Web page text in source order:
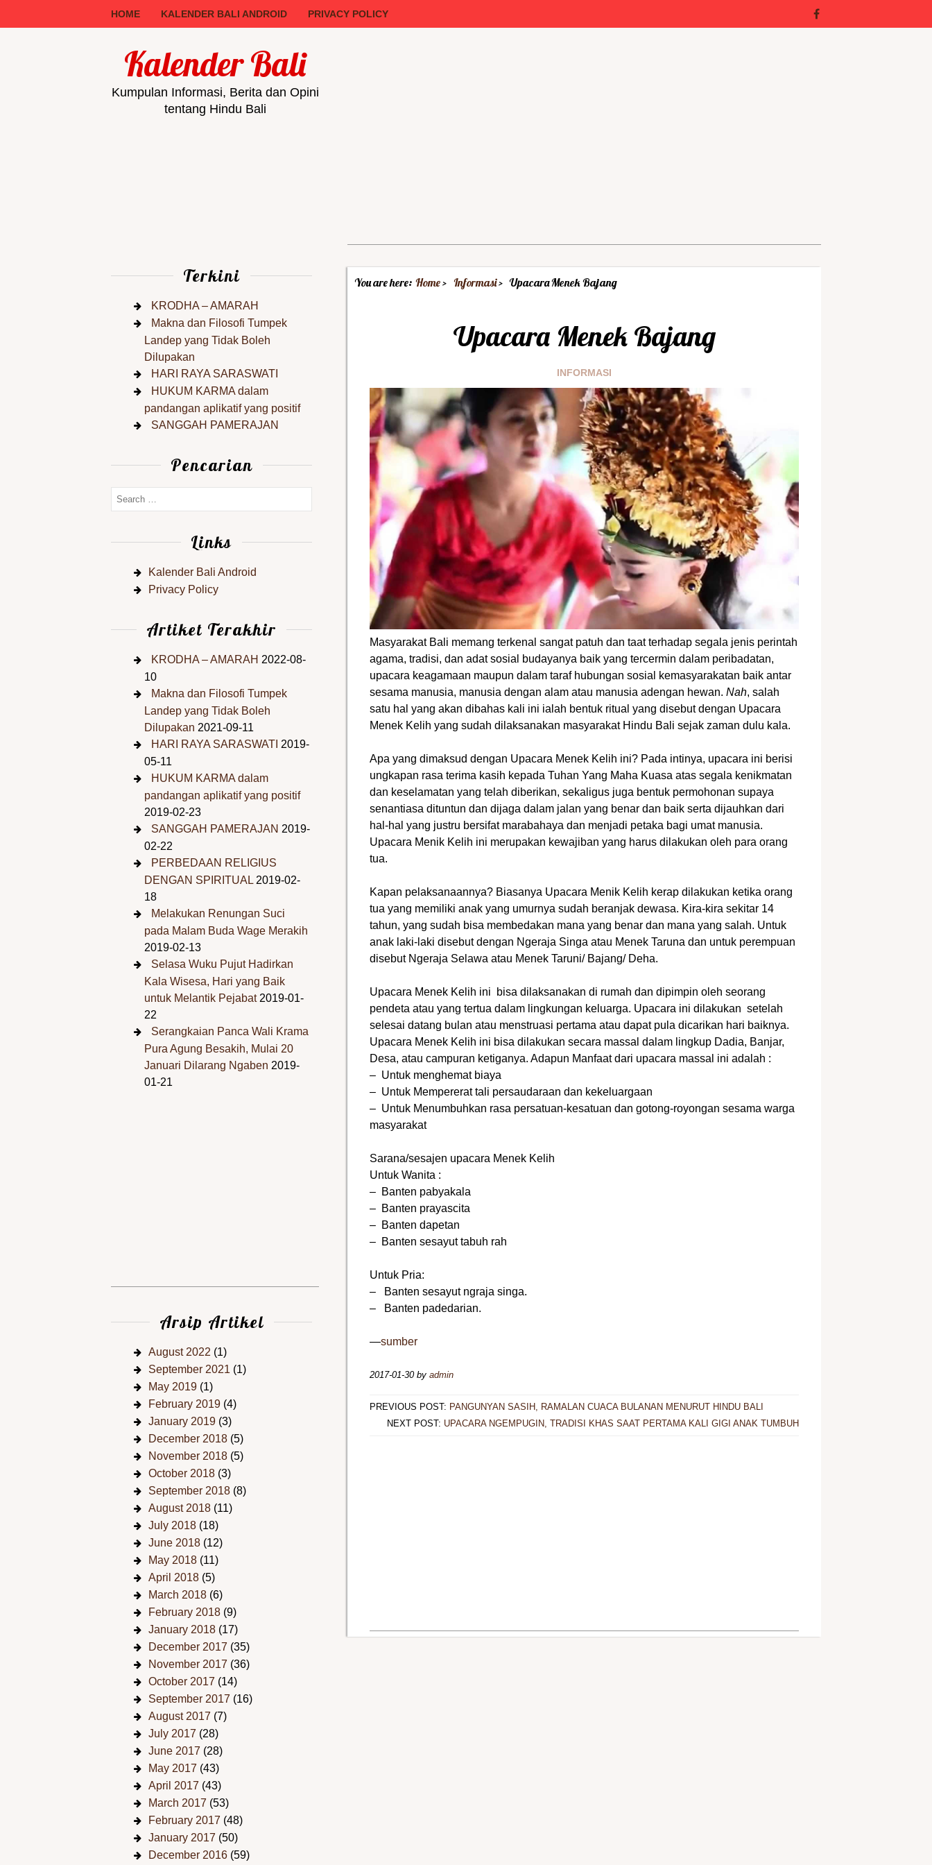
HOME KALENDER BALI ANDROID PRIVACY POLICY
Kalender Bali
Kumpulan Informasi, Berita dan Opini
tentang Hindu Bali
You are here: Home Informasi Upacara Menek Bajang
Upacara Menek Bajang
INFORMASI
Masyarakat Bali memang terkenal sangat patuh dan taat terhadap segala jenis perintah
agama, tradisi, dan adat sosial budayanya baik yang tercermin dalam peribadatan,
upacara keagamaan maupun dalam taraf hubungan sosial kemasyarakatan baik antar
sesama manusia, manusia dengan alam atau manusia adengan hewan.Nah, salah
satu hal yang akan dibahas kali ini ialah bentuk ritual yang disebut dengan Upacara
Menek Kelih yang sudah dilaksanakan masyarakat Hindu Bali sejak zaman dulu kala.
Apa yang dimaksud dengan Upacara Menek Kelih ini? Pada intinya, upacara ini berisi
ungkapan rasa terima kasih kepada Tuhan Yang Maha Kuasa atas segala kenikmatan
dan keselamatan yang telah diberikan, sekaligus juga bentuk permohonan supaya
senantiasa dituntun dan dijaga dalam jalan yang benar dan baik serta dijauhkan dari
hal-hal yang justru bersifat marabahaya dan menjadi petaka bagi umat manusia.
Upacara Menik Kelih ini merupakan kewajiban yang harus dilakukan oleh para orang
tua.
Kapan pelaksanaannya? Biasanya Upacara Menik Kelih kerap dilakukan ketika orang
tua yang memiliki anak yang umurnya sudah beranjak dewasa. Kira-kira sekitar 14
tahun, yang sudah bisa membedakan mana yang benar dan mana yang salah. Untuk
anak laki-laki disebut dengan Ngeraja Singa atau Menek Taruna dan untuk perempuan
disebut Ngeraja Selawa atau Menek Taruni/ Bajang/ Deha.
Upacara Menek Kelih ini bisa dilaksanakan di rumah dan dipimpin oleh seorang
pendeta atau yang tertua dalam lingkungan keluarga. Upacara ini dilakukan setelah
selesai datang bulan atau menstruasi pertama atau dapat pula dicarikan hari baiknya.
Upacara Menek Kelih ini bisa dilakukan secara massal dalam lingkup Dadia, Banjar,
Desa, atau campuran ketiganya. Adapun Manfaat dari upacara massal ini adalah :
– Untuk menghemat biaya
– Untuk Mempererat tali persaudaraan dan kekeluargaan
– Untuk Menumbuhkan rasa persatuan-kesatuan dan gotong-royongan sesama warga
masyarakat
Sarana/sesajen upacara Menek Kelih
Untuk Wanita :
– Banten pabyakala
– Banten prayascita
– Banten dapetan
– Banten sesayut tabuh rah
Untuk Pria:
– Banten sesayut ngraja singa.
– Banten padedarian.
—sumber
2017-01-30byadmin
PREVIOUS POST: PANGUNYAN SASIH, RAMALAN CUACA BULANAN MENURUT HINDU BALI
NEXT POST: UPACARA NGEMPUGIN, TRADISI KHAS SAAT PERTAMA KALI GIGI ANAK TUMBUH
Terkini
KRODHA – AMARAH
Makna dan Filosofi Tumpek
Landep yang Tidak Boleh
Dilupakan
HARI RAYA SARASWATI
HUKUM KARMA dalam
pandangan aplikatif yang positif
SANGGAH PAMERAJAN
Pencarian
Links
Kalender Bali Android
Privacy Policy
Artiket Terakhir
KRODHA – AMARAH 2022-08-
10
Makna dan Filosofi Tumpek
Landep yang Tidak Boleh
Dilupakan 2021-09-11
HARI RAYA SARASWATI 2019-
05-11
HUKUM KARMA dalam
pandangan aplikatif yang positif
2019-02-23
SANGGAH PAMERAJAN 2019-
02-22
PERBEDAAN RELIGIUS
DENGAN SPIRITUAL 2019-02-
18
Melakukan Renungan Suci
pada Malam Buda Wage Merakih
2019-02-13
Selasa Wuku Pujut Hadirkan
Kala Wisesa, Hari yang Baik
untuk Melantik Pejabat 2019-01-
22
Serangkaian Panca Wali Krama
Pura Agung Besakih, Mulai 20
Januari Dilarang Ngaben 2019-
01-21
Arsip Artikel
August 2022 (1)
September 2021 (1)
May 2019 (1)
February 2019 (4)
January 2019 (3)
December 2018 (5)
November 2018 (5)
October 2018 (3)
September 2018 (8)
August 2018 (11)
July 2018 (18)
June 2018 (12)
May 2018 (11)
April 2018 (5)
March 2018 (6)
February 2018 (9)
January 2018 (17)
December 2017 (35)
November 2017 (36)
October 2017 (14)
September 2017 (16)
August 2017 (7)
July 2017 (28)
June 2017 (28)
May 2017 (43)
April 2017 (43)
March 2017 (53)
February 2017 (48)
January 2017 (50)
December 2016 (59)